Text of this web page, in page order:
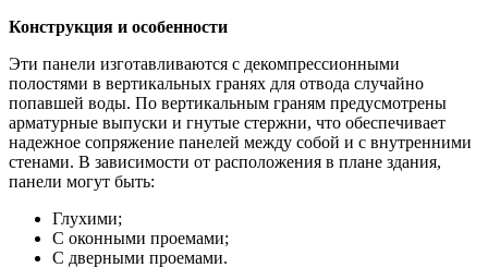
Конструкция и особенности
Эти панели изготавливаются с декомпрессионными
полостями в вертикальных гранях для отвода случайно
попавшей воды. По вертикальным граням предусмотрены
арматурные выпуски и гнутые стержни, что обеспечивает
надежное сопряжение панелей между собой и с внутренними
стенами. В зависимости от расположения в плане здания,
панели могут быть:
Глухими;
С оконными проемами;
С дверными проемами.